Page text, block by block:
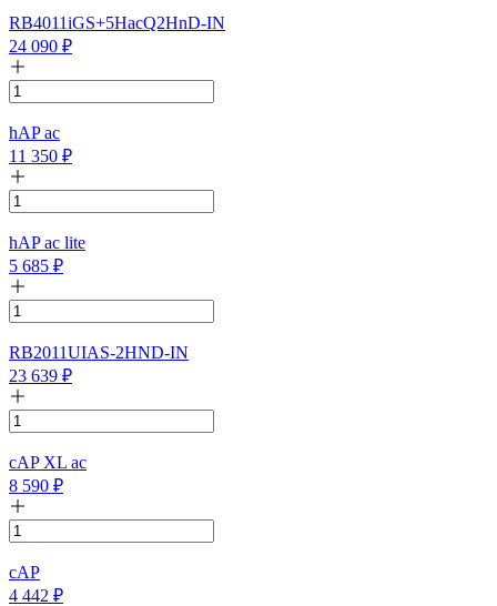
RB4011iGS+5HacQ2HnD-IN
24 090 ₽
hAP ac
11 350 ₽
hAP ac lite
5 685 ₽
RB2011UIAS-2HND-IN
23 639 ₽
cAP XL ac
8 590 ₽
cAP
4 442 ₽